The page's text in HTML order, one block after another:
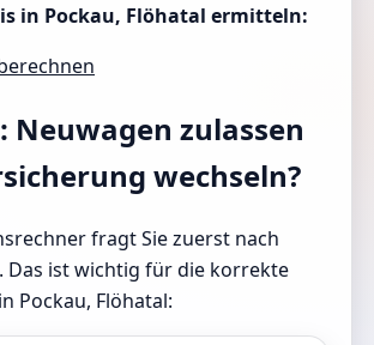
in Pockau, Flöhatal ermitteln:
Neuwagen zulassen
wechseln?
fragt Sie zuerst nach
Das ist wichtig für die korrekte
Pockau, Flöhatal: